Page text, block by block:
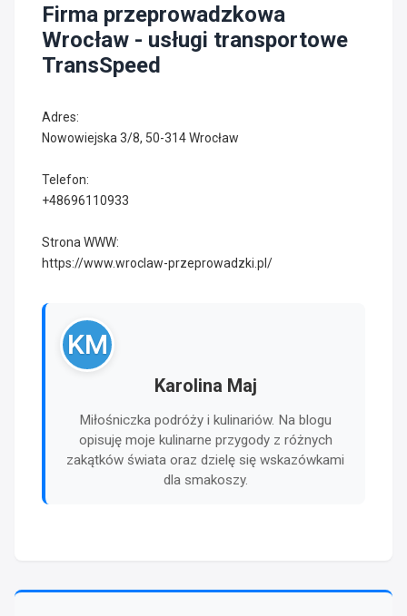
Firma przeprowadzkowa
Wrocław - usługi transportowe
TransSpeed
Adres:
Nowowiejska 3/8, 50-314 Wrocław
Telefon:
+48696110933
Strona WWW:
https://www.wroclaw-przeprowadzki.pl/
KM
Karolina Maj
Miłośniczka podróży i kulinariów. Na blogu
opisuję moje kulinarne przygody z różnych
zakątków świata oraz dzielę się wskazówkami
dla smakoszy.